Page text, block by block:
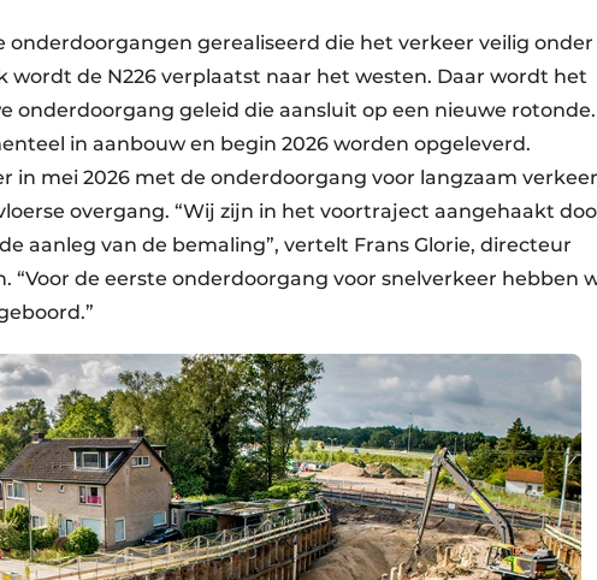
onderdoorgangen gerealiseerd die het verkeer veilig onder
wordt de N226 verplaatst naar het westen. Daar wordt het
onderdoorgang geleid die aansluit op een nieuwe rotonde.
in aanbouw en begin 2026 worden opgeleverd.
in mei 2026 met de onderdoorgang voor langzaam
overgang. “Wij zijn in het voortraject aangehaakt
aanleg van de bemaling”, vertelt Frans Glorie, directeur
“Voor de eerste onderdoorgang voor snelverkeer hebben